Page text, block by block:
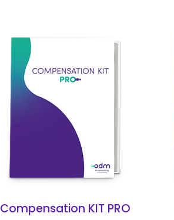
Compensation KIT PRO
Questo prodotto ha più varianti. Le